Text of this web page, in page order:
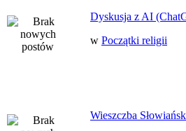
Dyskusja z AI
w Początki religii
Wieszczba